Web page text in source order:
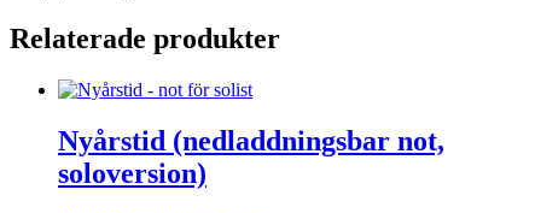
Relaterade produkter
Nyårstid (nedladdningsbar not,
soloversion)